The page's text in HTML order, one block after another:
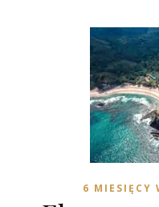
6 MIESIĘCY